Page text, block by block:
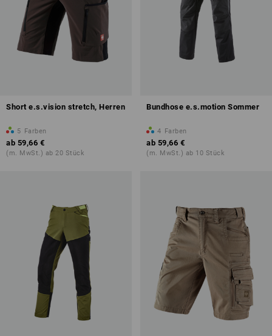
Short e.s.vision stretch, Herren
5 Farben
ab 59,66 €
(m. MwSt.) ab 20 Stück
Bundhose e.s.motion Sommer
4 Farben
ab 59,66 €
(m. MwSt.) ab 10 Stück